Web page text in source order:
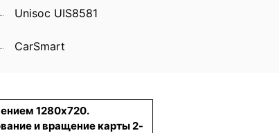
Unisoc UIS8581
CarSmart
1280x720.
и вращение карты 2-